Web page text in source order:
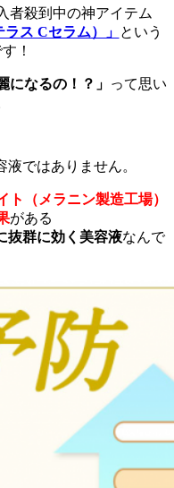
者殺到中の神アイテム
ス Cセラム）」 という
！
になるの！？」 って思い
ではありません。
ト（メラニン製造工場）
がある
抜群に効く美容液なんで